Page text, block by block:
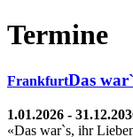
Termine
FrankfurtDas
1.01.2026 -
«Das war`s, ihr